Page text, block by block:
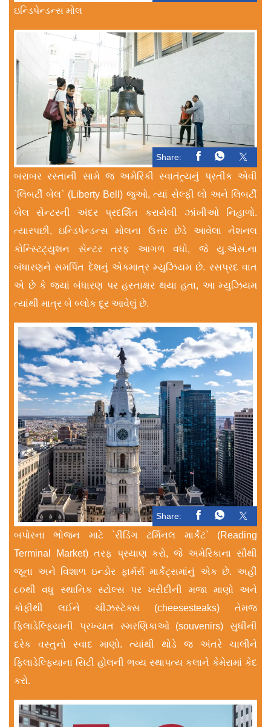
ઇન્ડિપેન્ડન્સ મોલ
Share:
બરાબર રસ્તાની સામે જ અમેરિકી સ્વાતંત્ર્યનું પ્રતીક એવી
`લિબર્ટી બેલ` (Liberty Bell) જુઓ, ત્યાં સેલ્ફી લો અને લિબર્ટી
બેલ સેન્ટરની અંદર પ્રદર્શિત કરાયેલી ઝાંખીઓ નિહાળો.
ત્યારપછી, ઇન્ડિપેન્ડન્સ મોલના ઉત્તર છેડે આવેલા નેશનલ
કોન્સ્ટિટ્યુશન સેન્ટર તરફ આગળ વધો, જે યુ.એસ.ના
બંધારણને સમર્પિત દેશનું એકમાત્ર મ્યુઝિયમ છે. રસપ્રદ વાત
એ છે કે જ્યાં બંધારણ પર હસ્તાક્ષર થયા હતા, આ મ્યુઝિયમ
ત્યાંથી માત્ર બે બ્લોક દૂર આવેલું છે.
Share:
બપોરના ભોજન માટે `રીડિંગ ટર્મિનલ માર્કેટ` (Reading
Terminal Market) તરફ પ્રયાણ કરો, જે અમેરિકાના સૌથી
જૂના અને વિશાળ ઇન્ડોર ફાર્મર્સ માર્કેટ્સમાંનું એક છે. અહીં
૮૦થી વધુ સ્થાનિક સ્ટોલ્સ પર ખરીદીની મજા માણો અને
કોફીથી લઈને ચીઝસ્ટેક્સ (cheesesteaks) તેમજ
ફિલાડેલ્ફિયાની પ્રખ્યાત સ્મરણિકાઓ (souvenirs) સુધીની
દરેક વસ્તુનો સ્વાદ માણો. ત્યાંથી થોડે જ અંતરે ચાલીને
ફિલાડેલ્ફિયાના સિટી હોલની ભવ્ય સ્થાપત્ય કલાને કેમેરામાં કેદ
કરો.